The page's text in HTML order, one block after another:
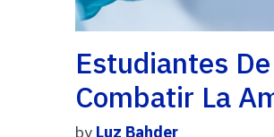
Estudiantes
Combatir La
by Luz Bahder